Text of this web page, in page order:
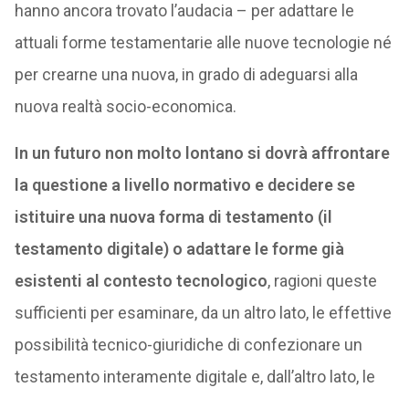
hanno ancora trovato l’audacia – per adattare le
attuali forme testamentarie alle nuove tecnologie né
per crearne una nuova, in grado di adeguarsi alla
nuova realtà socio-economica.
In un futuro non molto lontano si dovrà affrontare
la questione a livello normativo e decidere se
istituire una nuova forma di testamento (il
testamento digitale) o adattare le forme già
esistenti al contesto tecnologico, ragioni queste
sufficienti per esaminare, da un altro lato, le effettive
possibilità tecnico-giuridiche di confezionare un
testamento interamente digitale e, dall’altro lato, le